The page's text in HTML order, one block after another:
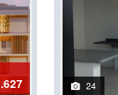
24